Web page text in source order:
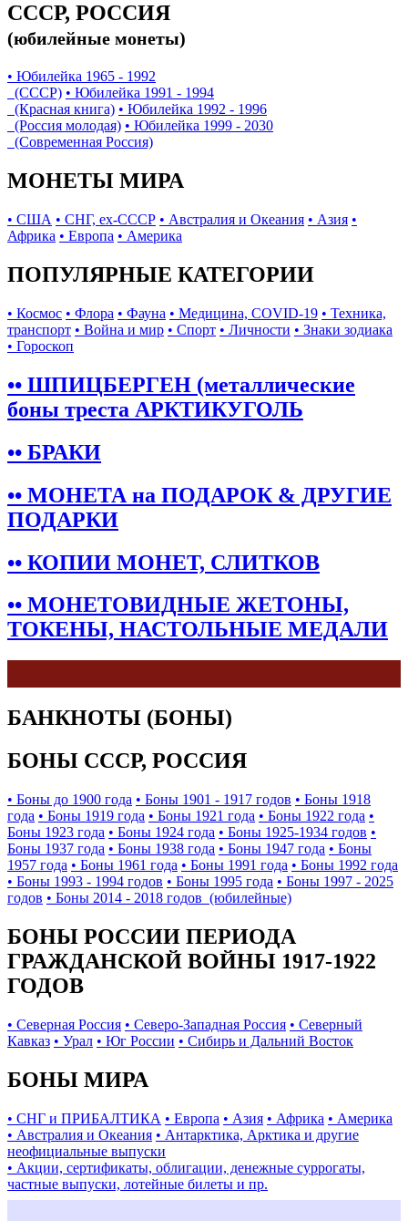
СССР, РОССИЯ
(юбилейные монеты)
• Юбилейка 1965 - 1992
(СССР) • Юбилейка 1991 - 1994
(Красная книга) • Юбилейка 1992 - 1996
(Россия молодая) • Юбилейка 1999 - 2030
(Современная Россия)
МОНЕТЫ МИРА
• США • СНГ, ex-СССР • Австралия и Океания • Азия •
Африка • Европа • Америка
ПОПУЛЯРНЫЕ КАТЕГОРИИ
• Космос • Флора • Фауна • Медицина, COVID-19 • Техника,
транспорт • Война и мир • Спорт • Личности • Знаки зодиака
• Гороскоп
•• ШПИЦБЕРГЕН (металлические
боны треста АРКТИКУГОЛЬ
•• БРАКИ
•• МОНЕТА на ПОДАРОК & ДРУГИЕ
ПОДАРКИ
•• КОПИИ МОНЕТ, СЛИТКОВ
•• МОНЕТОВИДНЫЕ ЖЕТОНЫ,
ТОКЕНЫ, НАСТОЛЬНЫЕ МЕДАЛИ
БАНКНОТЫ (БОНЫ)
БОНЫ СССР, РОССИЯ
• Боны до 1900 года • Боны 1901 - 1917 годов • Боны 1918
года • Боны 1919 года • Боны 1921 года • Боны 1922 года •
Боны 1923 года • Боны 1924 года • Боны 1925-1934 годов •
Боны 1937 года • Боны 1938 года • Боны 1947 года • Боны
1957 года • Боны 1961 года • Боны 1991 года • Боны 1992 года
• Боны 1993 - 1994 годов • Боны 1995 года • Боны 1997 - 2025
годов • Боны 2014 - 2018 годов (юбилейные)
БОНЫ РОССИИ ПЕРИОДА
ГРАЖДАНСКОЙ ВОЙНЫ 1917-1922
ГОДОВ
• Северная Россия • Северо-Западная Россия • Северный
Кавказ • Урал • Юг России • Сибирь и Дальний Восток
БОНЫ МИРА
• СНГ и ПРИБАЛТИКА • Европа • Азия • Африка • Америка
• Австралия и Океания • Антарктика, Арктика и другие
неофициальные выпуски
• Акции, сертификаты, облигации, денежные суррогаты,
частные выпуски, лотейные билеты и пр.